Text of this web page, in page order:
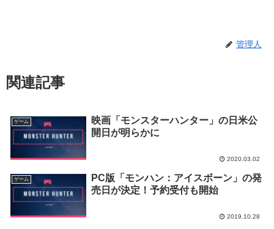
管理人
関連記事
ゲーム
映画「モンスターハンター」の日米公
開日が明らかに
2020.03.02
ゲーム
PC版「モンハン：アイスボーン」の発
売日が決定！予約受付も開始
2019.10.28